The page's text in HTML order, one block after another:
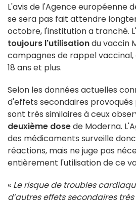
L'avis de l'Agence européenne
se sera pas fait attendre
octobre, l'institution a tranché.
toujours l'utilisationdu vaccin
campagnes de rappel vaccinal,
18 ans et plus.
Selon les données actuelles
d'effets secondaires
sont très similaires à ceux
deuxième dosede Moderna.
des médicaments surveille
réactions, mais ne juge pas
entièrement l'utilisation de ce
« Le risque de troubles
d’autres effets secondaires